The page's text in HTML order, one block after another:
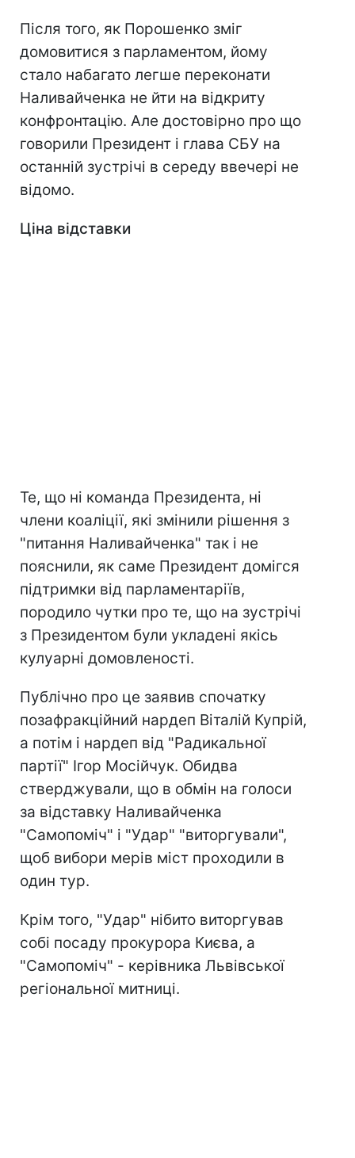
Після того, як Порошенко зміг
домовитися з парламентом, йому
стало набагато легше переконати
Наливайченка не йти на відкриту
конфронтацію. Але достовірно про що
говорили Президент і глава СБУ на
останній зустрічі в середу ввечері не
відомо.
Ціна відставки
Те, що ні команда Президента, ні
члени коаліції, які змінили рішення з
"питання Наливайченка" так і не
пояснили, як саме Президент домігся
підтримки від парламентаріїв,
породило чутки про те, що на зустрічі
з Президентом були укладені якісь
кулуарні домовленості.
Публічно про це заявив спочатку
позафракційний нардеп Віталій Купрій,
а потім і нардеп від "Радикальної
партії" Ігор Мосійчук. Обидва
стверджували, що в обмін на голоси
за відставку Наливайченка
"Самопоміч" і "Удар" "виторгували",
щоб вибори мерів міст проходили в
один тур.
Крім того, "Удар" нібито виторгував
собі посаду прокурора Києва, а
"Самопоміч" - керівника Львівської
регіональної митниці.